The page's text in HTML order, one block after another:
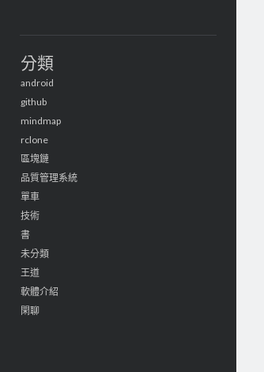
分類
android
github
mindmap
rclone
區塊鏈
品質管理系統
單車
技術
書
未分類
王道
軟體介紹
閑聊